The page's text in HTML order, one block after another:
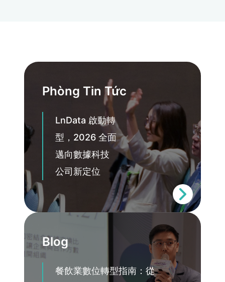
Phòng Tin Tức
LnData 啟動轉
型，2026 全面
邁向數據科技
公司新定位
Blog
餐飲業數位轉型指南：從